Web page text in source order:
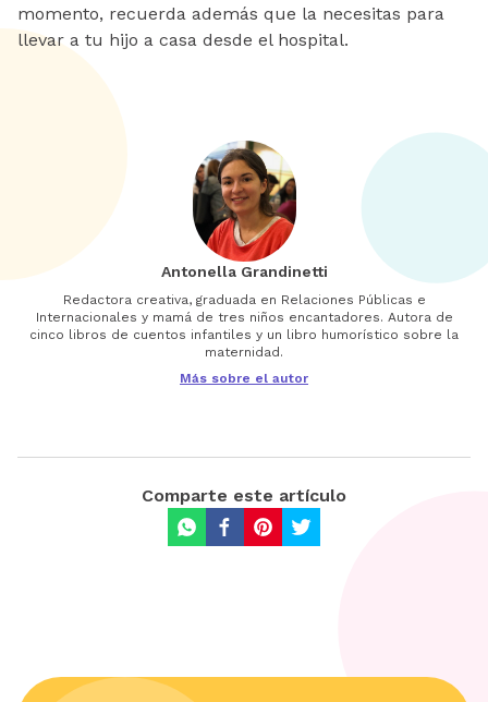
momento, recuerda además que la necesitas para
llevar a tu hijo a casa desde el hospital.
Antonella Grandinetti
Redactora creativa, graduada en Relaciones Públicas e
Internacionales y mamá de tres niños encantadores. Autora de
cinco libros de cuentos infantiles y un libro humorístico sobre la
maternidad.
Más sobre el autor
Comparte este artículo